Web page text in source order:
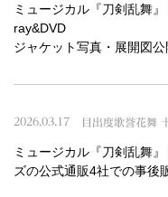
ミュージカル『刀剣乱舞
ray&DVD
ジャケット写真・展開図
2026.03.17 目出度歌誉花舞
ミュージカル『刀剣乱舞
ズの公式通販4社での事後